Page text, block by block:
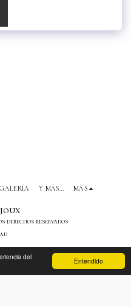
Entendido
del
derechos reservados
GALERÍA Y MÁS… MÁS
SUSCRIBIRSE